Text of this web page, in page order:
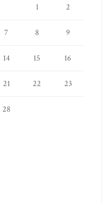
1 2
7 8 9
14 15 16
21 22 23
28